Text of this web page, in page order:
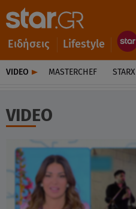
Ειδήσεις Lifestyle
VIDEO MASTERCHEF STARX
VIDEO